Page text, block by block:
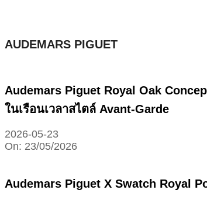
AUDEMARS PIGUET
Audemars Piguet Royal Oak
ในเรือนเวลาสไตล์ Avant-Garde
2026-05-23
On: 23/05/2026
Audemars Piguet X Swatch Royal